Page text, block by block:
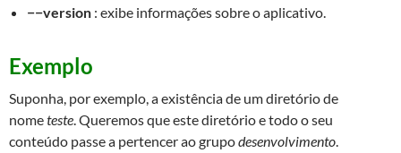
−−version : exibe informações sobre o aplicativo.
Exemplo
Suponha, por exemplo, a existência de um diretório de
nometeste. Queremos que este diretório e todo o seu
conteúdo passe a pertencer ao grupodesenvolvimento.